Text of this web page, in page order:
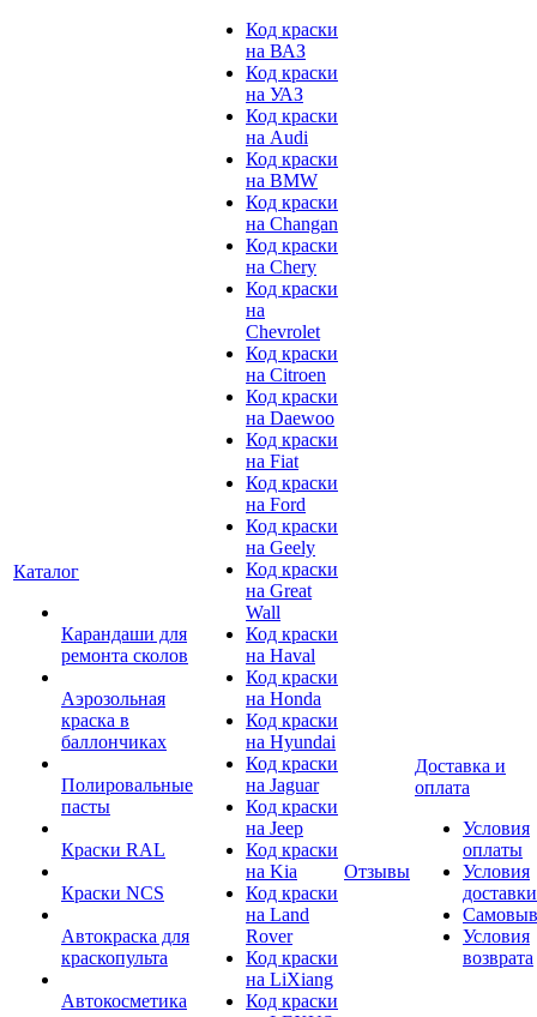
Каталог
Карандаши для
ремонта сколов
Аэрозольная
краска в
баллончиках
Полировальные
пасты
Краски RAL
Краски NCS
Автокраска для
краскопульта
Автокосметика
Код краски
на ВАЗ
Код краски
на УАЗ
Код краски
на Audi
Код краски
на BMW
Код краски
на Changan
Код краски
на Chery
Код краски
на
Chevrolet
Код краски
на Citroen
Код краски
на Daewoo
Код краски
на Fiat
Код краски
на Ford
Код краски
на Geely
Код краски
на Great
Wall
Код краски
на Haval
Код краски
на Honda
Код краски
на Hyundai
Код краски
на Jaguar
Код краски
на Jeep
Код краски
на Kia
Код краски
на Land
Rover
Код краски
на LiXiang
Код краски
Отзывы
Доставка и
оплата
Условия
оплаты
Условия
доставки
Условия
возврата